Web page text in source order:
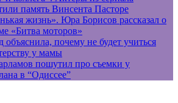
память Винсента Пасторе
жизнь». Юра Борисов рассказал о
«Битва моторов»
почему не будет учиться
у мамы
пошутил про съемки у
в “Одиссее”